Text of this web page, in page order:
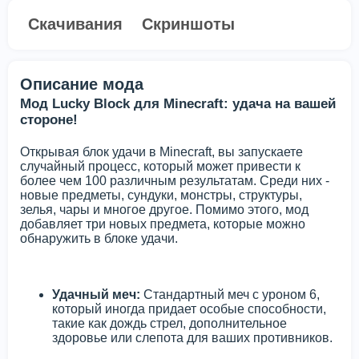
Скачивания Скриншоты
Описание мода
Мод Lucky Block для Minecraft: удача на вашей
стороне!
Открывая блок удачи в Minecraft, вы запускаете
случайный процесс, который может привести к
более чем 100 различным результатам. Среди них -
новые предметы, сундуки, монстры, структуры,
зелья, чары и многое другое. Помимо этого, мод
добавляет три новых предмета, которые можно
обнаружить в блоке удачи.
Удачный меч: Стандартный меч с уроном 6,
который иногда придает особые способности,
такие как дождь стрел, дополнительное
здоровье или слепота для ваших противников.